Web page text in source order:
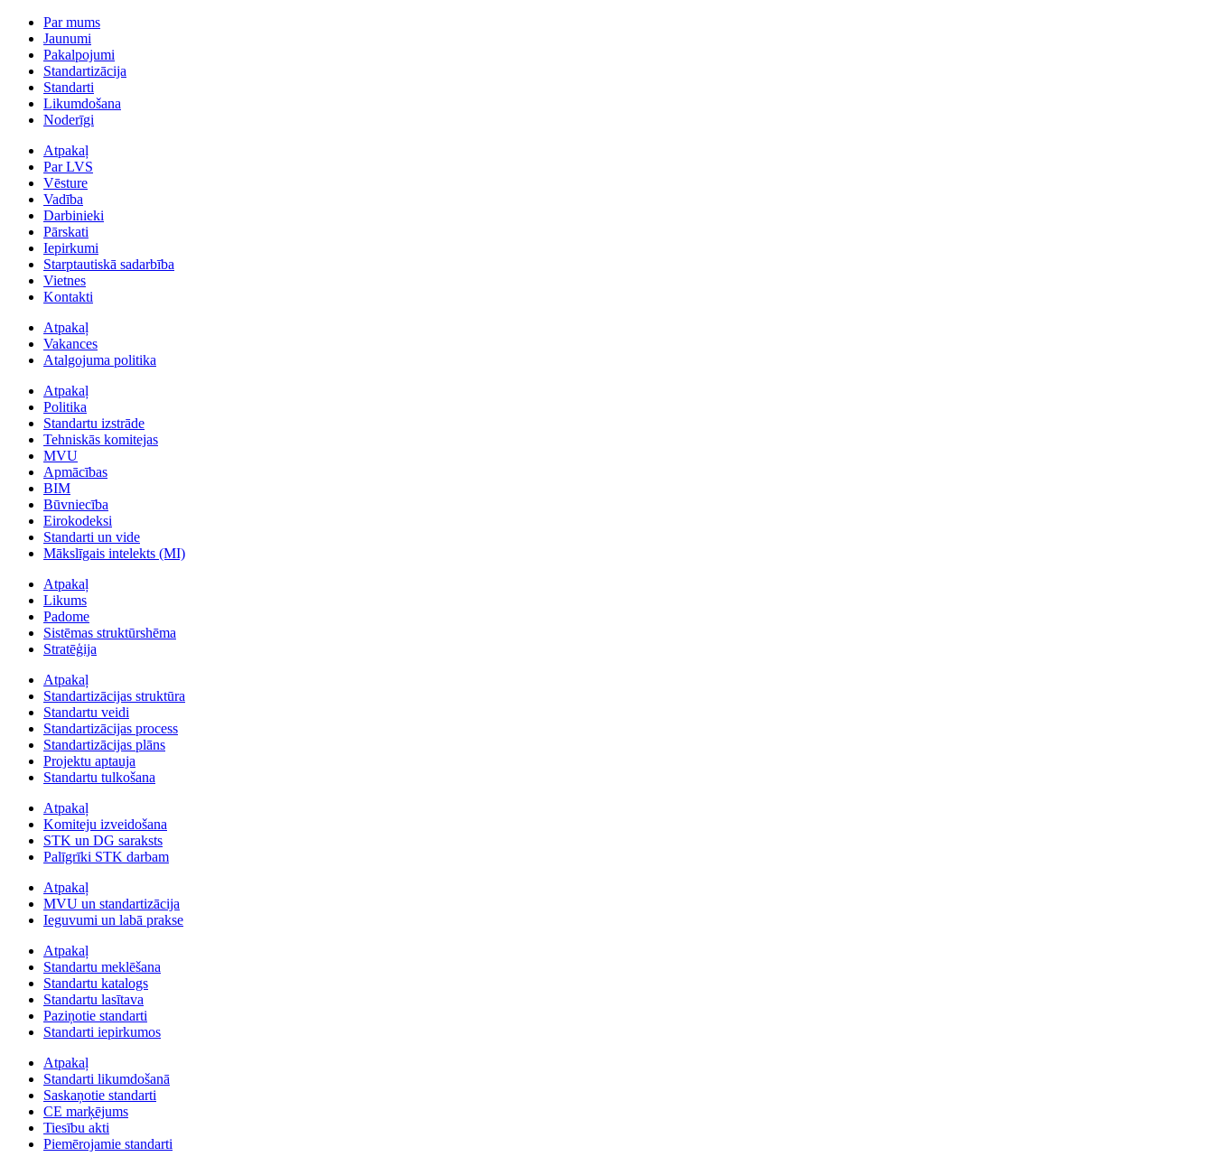
Par mums
Jaunumi
Pakalpojumi
Standartizācija
Standarti
Likumdošana
Noderīgi
Atpakaļ
Par LVS
Vēsture
Vadība
Darbinieki
Pārskati
Iepirkumi
Starptautiskā sadarbība
Vietnes
Kontakti
Atpakaļ
Vakances
Atalgojuma politika
Atpakaļ
Politika
Standartu izstrāde
Tehniskās komitejas
MVU
Apmācības
BIM
Būvniecība
Eirokodeksi
Standarti un vide
Mākslīgais intelekts (MI)
Atpakaļ
Likums
Padome
Sistēmas struktūrshēma
Stratēģija
Atpakaļ
Standartizācijas struktūra
Standartu veidi
Standartizācijas process
Standartizācijas plāns
Projektu aptauja
Standartu tulkošana
Atpakaļ
Komiteju izveidošana
STK un DG saraksts
Palīgrīki STK darbam
Atpakaļ
MVU un standartizācija
Ieguvumi un labā prakse
Atpakaļ
Standartu meklēšana
Standartu katalogs
Standartu lasītava
Paziņotie standarti
Standarti iepirkumos
Atpakaļ
Standarti likumdošanā
Saskaņotie standarti
CE marķējums
Tiesību akti
Piemērojamie standarti